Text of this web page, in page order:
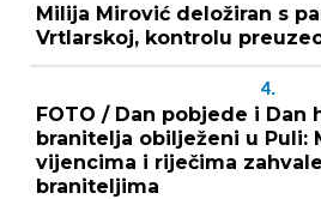
Milija Mirović deložiran s
Vrtlarskoj, kontrolu
4.
FOTO / Dan pobjede i Dan
branitelja obilježeni u Puli:
vijencima i riječima
braniteljima